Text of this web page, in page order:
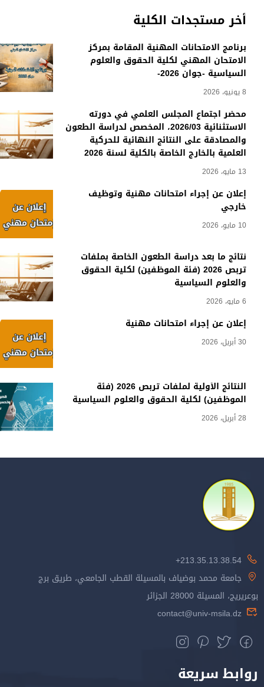
أخر مستجدات الكلية
برنامج الامتحانات المهنية المقامة بمركز
الامتحان المهني لكلية الحقوق والعلوم
السياسية -جوان 2026-
8 يونيو، 2026
محضر اجتماع المجلس العلمي في دورته
الاستثنائية 2026/03، المخصص لدراسة الطعون
والمصادقة على النتائج النهائية للحركية
العلمية بالخارج الخاصة بالكلية لسنة 2026
13 مايو، 2026
إعلان عن إجراء امتحانات مهنية وتوظيف
خارجي
10 مايو، 2026
نتائج ما بعد دراسة الطعون الخاصة بملفات
تربص 2026 (فئة الموظفين) لكلية الحقوق
والعلوم السياسية
6 مايو، 2026
إعلان عن إجراء امتحانات مهنية
30 أبريل، 2026
النتائج الأولية لملفات تربص 2026 (فئة
الموظفين) لكلية الحقوق والعلوم السياسية
28 أبريل، 2026
213.35.13.38.54+
جامعة محمد بوضياف بالمسيلة القطب الجامعي، طريق برج
بوعريريج، المسيلة 28000 الجزائر
contact@univ-msila.dz
روابط سريعة